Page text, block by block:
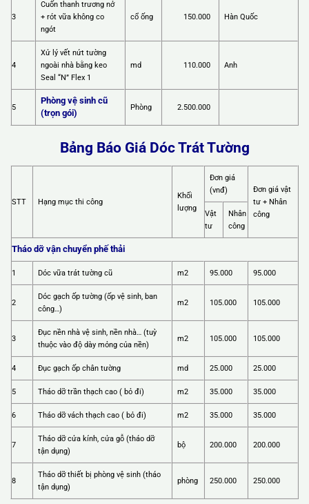
3
Cuốn thanh trương nở
+ rót vữa không co
ngót
cổ ống 150.000 Hàn Quốc
4
Xử lý vết nứt tường
ngoài nhà bằng keo
Seal “N” Flex 1
md 110.000 Anh
5
Phòng vệ sinh cũ
(trọn gói)
Phòng 2.500.000
Bảng Báo Giá Dóc Trát Tường
STT Hạng mục thi công
Khối
lượng
Đơn giá
(vnđ)
Đơn giá vật
tư + Nhân
công
Vật
tư
Nhân
công
Tháo dỡ vận chuyển phế thải
1 Dóc vữa trát tường cũ m2 95.000 95.000
2
Dóc gạch ốp tường (ốp vệ sinh, ban
công…)
m2 105.000 105.000
3
Đục nền nhà vệ sinh, nền nhà… (tuỳ
thuộc vào độ dày mỏng của nền)
m2 105.000 105.000
4 Đục gạch ốp chân tường md 25.000 25.000
5 Tháo dỡ trần thạch cao ( bỏ đi) m2 35.000 35.000
6 Tháo dỡ vách thạch cao ( bỏ đi) m2 35.000 35.000
7
Tháo dỡ cửa kính, cửa gỗ (tháo dỡ
tận dụng)
bộ 200.000 200.000
8
Tháo dỡ thiết bị phòng vệ sinh (tháo
tận dụng)
phòng 250.000 250.000